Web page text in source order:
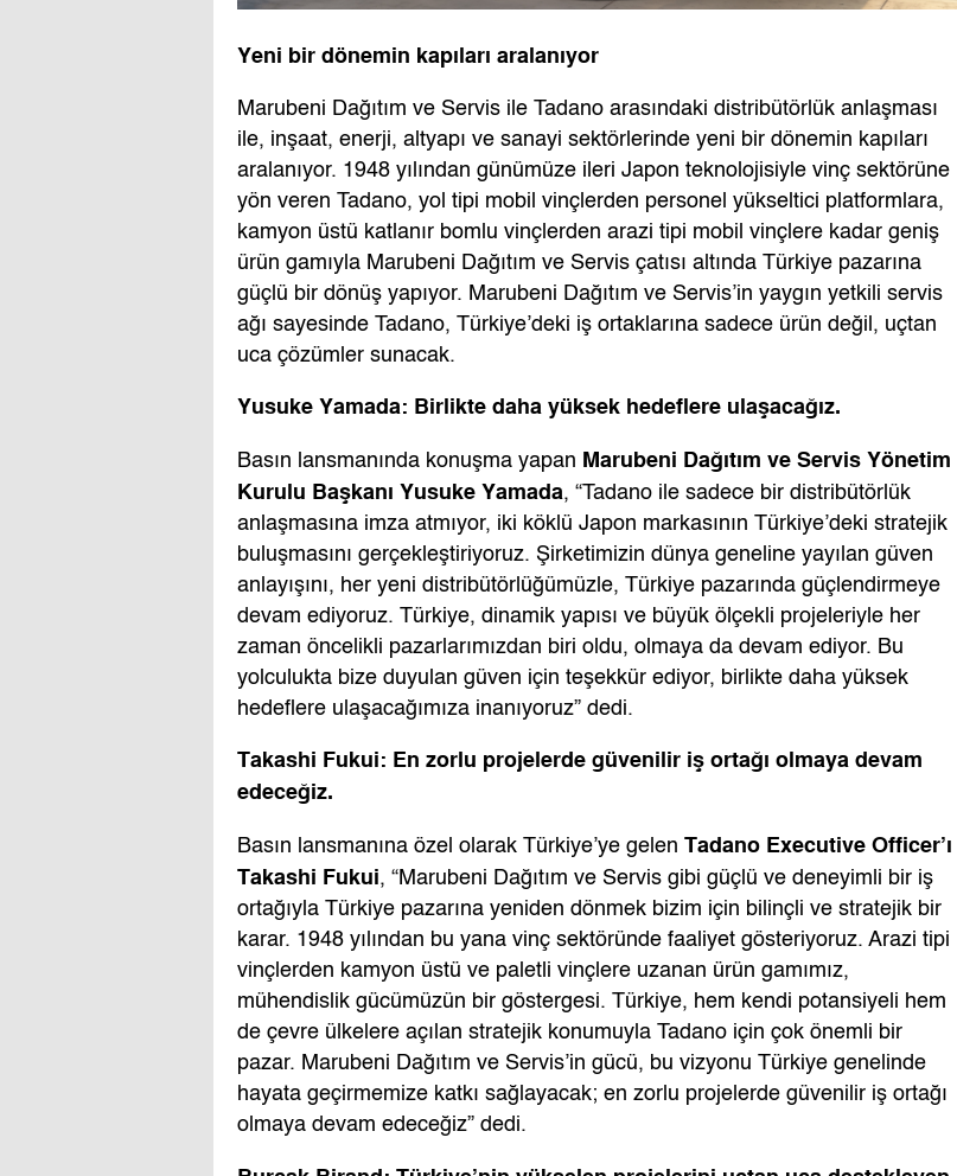
Yeni bir dönemin kapıları aralanıyor
Marubeni Dağıtım ve Servis ile Tadano arasındaki distribütörlük anlaşması
ile, inşaat, enerji, altyapı ve sanayi sektörlerinde yeni bir dönemin kapıları
aralanıyor. 1948 yılından günümüze ileri Japon teknolojisiyle vinç sektörüne
yön veren Tadano, yol tipi mobil vinçlerden personel yükseltici platformlara,
kamyon üstü katlanır bomlu vinçlerden arazi tipi mobil vinçlere kadar geniş
ürün gamıyla Marubeni Dağıtım ve Servis çatısı altında Türkiye pazarına
güçlü bir dönüş yapıyor. Marubeni Dağıtım ve Servis’in yaygın yetkili servis
ağı sayesinde Tadano, Türkiye’deki iş ortaklarına sadece ürün değil, uçtan
uca çözümler sunacak.
Yusuke Yamada: Birlikte daha yüksek hedeflere ulaşacağız.
Basın lansmanında konuşma yapan Marubeni Dağıtım ve Servis Yönetim
Kurulu Başkanı Yusuke Yamada, “Tadano ile sadece bir distribütörlük
anlaşmasına imza atmıyor, iki köklü Japon markasının Türkiye’deki stratejik
buluşmasını gerçekleştiriyoruz. Şirketimizin dünya geneline yayılan güven
anlayışını, her yeni distribütörlüğümüzle, Türkiye pazarında güçlendirmeye
devam ediyoruz. Türkiye, dinamik yapısı ve büyük ölçekli projeleriyle her
zaman öncelikli pazarlarımızdan biri oldu, olmaya da devam ediyor. Bu
yolculukta bize duyulan güven için teşekkür ediyor, birlikte daha yüksek
hedeflere ulaşacağımıza inanıyoruz” dedi.
Takashi Fukui: En zorlu projelerde güvenilir iş ortağı olmaya devam
edeceğiz.
Basın lansmanına özel olarak Türkiye’ye gelen Tadano Executive Officer’ı
Takashi Fukui, “Marubeni Dağıtım ve Servis gibi güçlü ve deneyimli bir iş
ortağıyla Türkiye pazarına yeniden dönmek bizim için bilinçli ve stratejik bir
karar. 1948 yılından bu yana vinç sektöründe faaliyet gösteriyoruz. Arazi tipi
vinçlerden kamyon üstü ve paletli vinçlere uzanan ürün gamımız,
mühendislik gücümüzün bir göstergesi. Türkiye, hem kendi potansiyeli hem
de çevre ülkelere açılan stratejik konumuyla Tadano için çok önemli bir
pazar. Marubeni Dağıtım ve Servis’in gücü, bu vizyonu Türkiye genelinde
hayata geçirmemize katkı sağlayacak; en zorlu projelerde güvenilir iş ortağı
olmaya devam edeceğiz” dedi.